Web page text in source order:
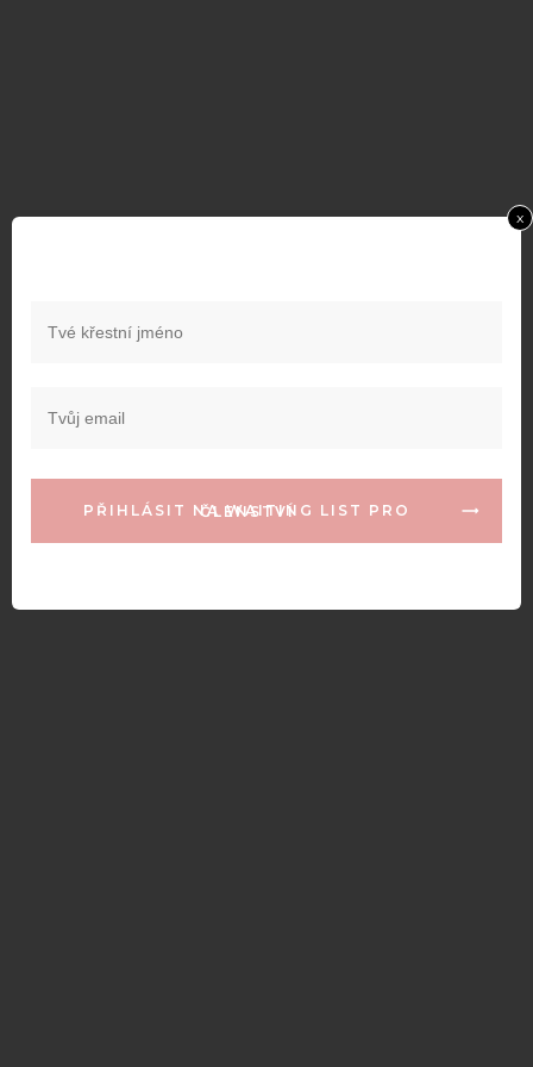
PŘIHLÁSIT NA WAITING LIST PRO ČLENSTVÍ
x